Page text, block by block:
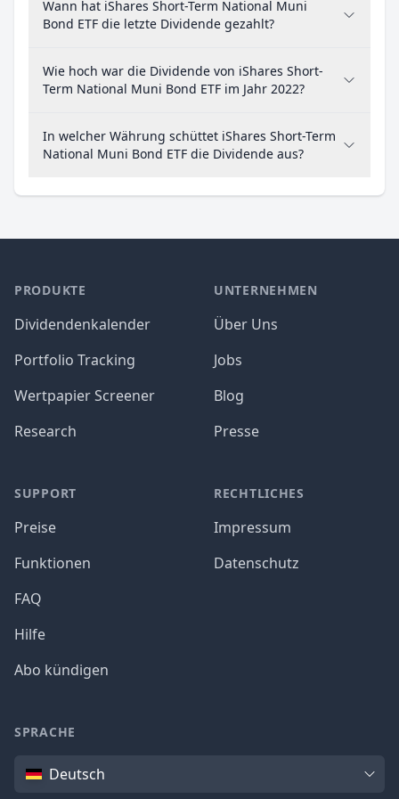
Wann hat iShares Short-Term National Muni
Bond ETF die letzte Dividende gezahlt?
Wie hoch war die Dividende von iShares Short-
Term National Muni Bond ETF im Jahr 2022?
In welcher Währung schüttet iShares Short-Term
National Muni Bond ETF die Dividende aus?
PRODUKTE
Dividendenkalender
Portfolio Tracking
Wertpapier Screener
Research
SUPPORT
Preise
Funktionen
FAQ
Hilfe
Abo kündigen
UNTERNEHMEN
Über Uns
Jobs
Blog
Presse
RECHTLICHES
Impressum
Datenschutz
SPRACHE
SpracheDeutsch